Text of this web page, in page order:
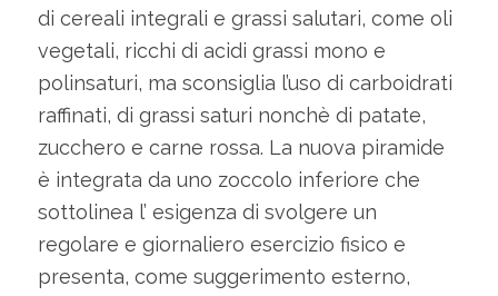
di cereali integrali e grassi salutari, come oli
vegetali, ricchi di acidi grassi mono e
polinsaturi, ma sconsiglia l’uso di carboidrati
raffinati, di grassi saturi nonchè di patate,
zucchero e carne rossa. La nuova piramide
è integrata da uno zoccolo inferiore che
sottolinea l’ esigenza di svolgere un
regolare e giornaliero esercizio fisico e
presenta, come suggerimento esterno,